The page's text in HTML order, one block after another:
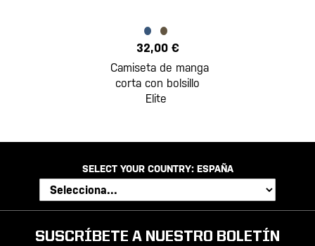
32,00 €
Camiseta de manga
corta con bolsillo
Elite
SELECT YOUR COUNTRY: ESPAÑA
SUSCRÍBETE A NUESTRO BOLETÍN